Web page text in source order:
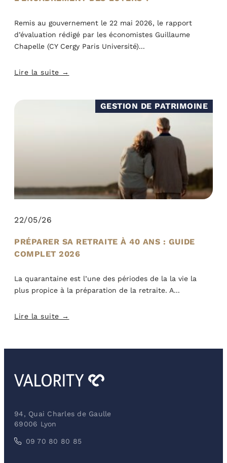
Remis au gouvernement le 22 mai 2026, le rapport
d’évaluation rédigé par les économistes Guillaume
Chapelle (CY Cergy Paris Université)
Lire la suite →
GESTION DE PATRIMOINE
PRÉPARER SA RETRAITE À 40 ANS : GUIDE
COMPLET 2026
La quarantaine est l’une des périodes de la la vie la
plus propice à la préparation de la retraite. A
Lire la suite →
22/05/26
94, Quai Charles de Gaulle
69006 Lyon
09 70 80 80 85